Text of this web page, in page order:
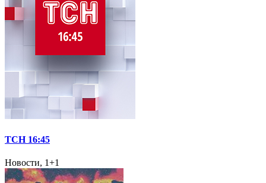
ТСН 16:45
Новости, 1+1